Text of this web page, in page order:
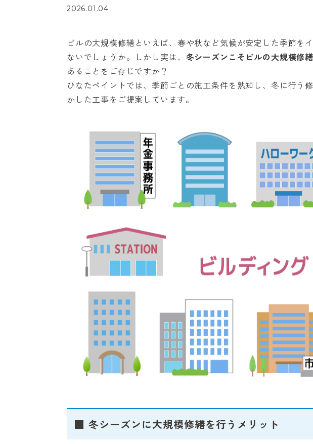
2026.01.04
ビルの大規模修繕といえば、春や秋など気候が安定した季節を
ないでしょうか。しかし実は、 冬シーズンこそビルの大規模修
あることをご存じですか？
ひなたペイントでは、季節ごとの施工条件を熟知し、冬に行う
かした工事をご提案しています。
■ 冬シーズンに大規模修繕を行うメリット